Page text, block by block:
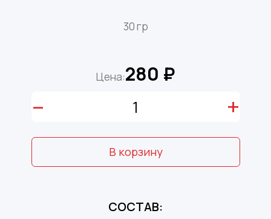
30 гр
Цена:280 ₽
– +
В корзину
СОСТАВ: